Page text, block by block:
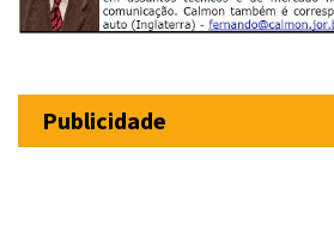
Publicidade